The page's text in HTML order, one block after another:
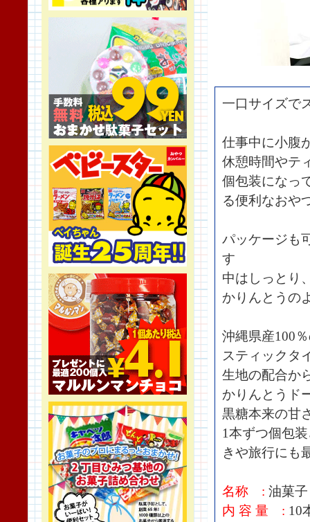
一口サイズで
仕事中に小腹
休憩時間やテ
個包装になっ
る便利なおや
パッケージも
す
中はしっとり
かりんとうの
沖縄県産100
スティックタ
生地の配合か
かりんとうド
黒糖本来の甘
1本ずつ個包
きや旅行にも
名称 : 油菓子
内 容 量 : 10